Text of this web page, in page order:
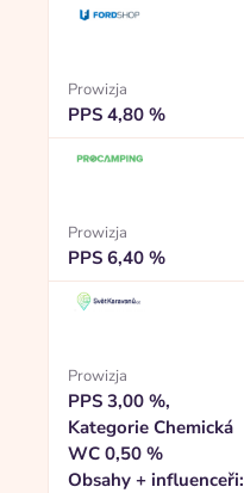
Prowizja
PPS 4,80 %
Prowizja
PPS 6,40 %
Prowizja
PPS 3,00 %,
Kategorie Chemická
WC 0,50 %
Obsahy + influenceři: